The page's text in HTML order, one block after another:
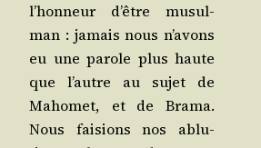
l’hon­neur d’être musul­
man : jamais nous n’a­vons
eu une parole plus haute
que l’autre au sujet de
Maho­met, et de Bra­ma.
Nous fai­sions nos ablu­